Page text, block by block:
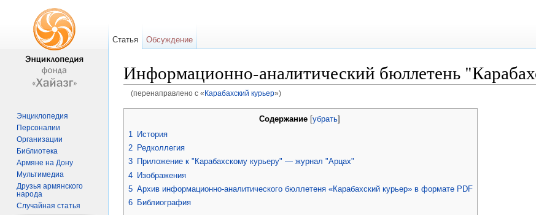
Информационно-аналитический бюллетень
(перенаправлено с « Карабахский курьер»)
Содержание[убрать]
1
История
2 Редколлегия
3 Приложение к "Карабахскому курьеру" — журнал "Арцах"
4 Изображения
5 Архив информационно-аналитического бюллетеня «Карабахский курьер» в формате PDF
6 Библиография
Статья Обсуждение
Энциклопедия
Персоналии
Организации
Библиотека
Армяне на Дону
Мультимедиа
Друзья армянского
народа
Случайная статья